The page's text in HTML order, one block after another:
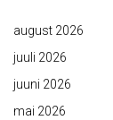
august 2026
juuli 2026
juuni 2026
mai 2026